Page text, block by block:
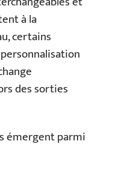
à la
certains
des sorties
émergent parmi